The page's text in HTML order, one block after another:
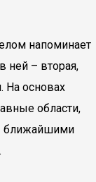
напоминает
ней – вторая,
На основах
области,
ближайшими